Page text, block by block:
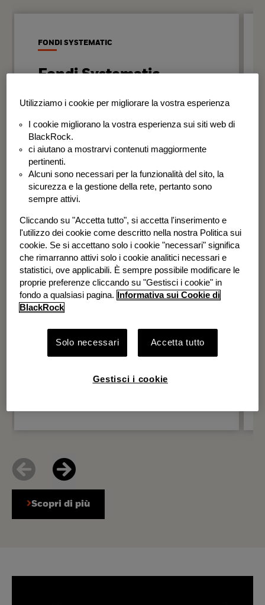
FONDI SYSTEMATIC
Fondi Systematic
Strategie quantitative basate sui dati
disciplinato e coerente nel tempo.
BSF Systematic World Equity Fund
BGF Systematic Global Equity High
Income Fund
Scopri di più
Utilizziamo i cookie per migliorare la vostra esperienza
I cookie migliorano la vostra esperienza sui siti web di
BlackRock.
ci aiutano a mostrarvi contenuti maggiormente
pertinenti.
Alcuni sono necessari per la funzionalità del sito, la
sicurezza e la gestione della rete, pertanto sono
sempre attivi.
Cliccando su "Accetta tutto", si accetta l'inserimento e
l'utilizzo dei cookie come descritto nella nostra Politica sui
cookie. Se si accettano solo i cookie "necessari" significa
che rimarranno attivi solo i cookie analitici necessari e
statistici, ove applicabili. È sempre possibile modificare le
proprie preferenze cliccando su "Gestisci i cookie" in
fondo a qualsiasi pagina.
Informativa sui Cookie di
BlackRock
Solo necessari Accetta tutto
Gestisci i cookie